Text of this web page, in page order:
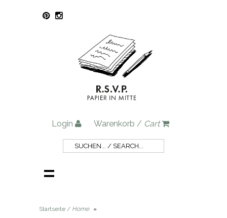
Login Warenkorb / Cart
Startseite / Home
»